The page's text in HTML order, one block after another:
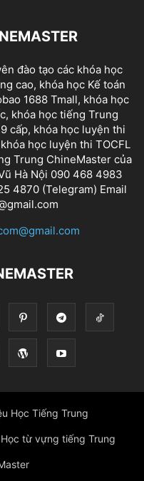
đào tạo các khóa học
cao, khóa học Kế toán
1688 Tmall, khóa học
khóa học tiếng Trung
cấp, khóa học luyện thi
học luyện thi TOCFL
Trung ChineMaster của
Hà Nội 090 468 4983
4870 (Telegram) Email
Học Tiếng Trung
Học từ vựng tiếng Trung